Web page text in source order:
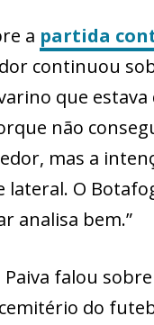
a partida
continuou
que estava
não
mas a
lateral. O
analisa bem.”
Paiva falou
do